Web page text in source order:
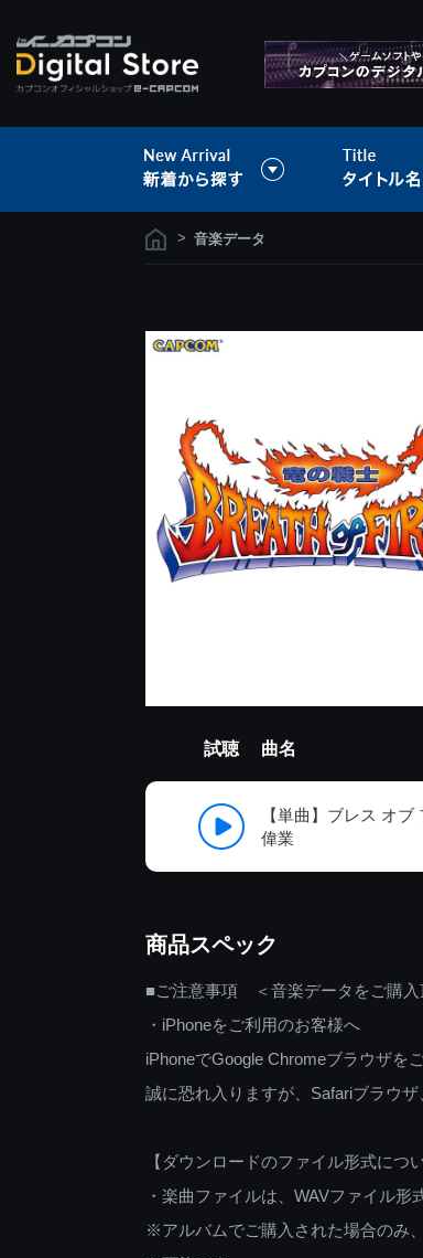
> 音楽データ
試聴 曲名
【単曲】ブレス オ
偉業
商品スペック
■ご注意事項 ＜音楽データをご購入
・iPhoneをご利用のお客様へ
iPhoneでGoogle Chromeブラウザを
誠に恐れ入りますが、Safariブラウ
【ダウンロードのファイル形式につい
・楽曲ファイルは、WAVファイル形
※アルバムでご購入された場合のみ